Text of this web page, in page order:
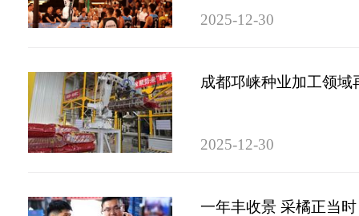
2025-12-30
成都邛崃种业加工领域
2025-12-30
一年丰收景 采橘正当时